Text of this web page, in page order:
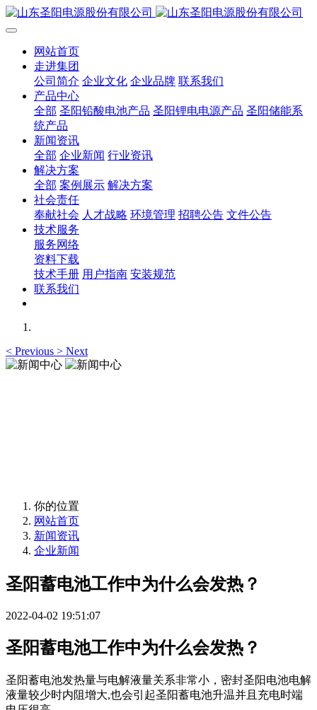
网站首页
走进集团
公司简介 企业文化 企业品牌 联系我们
产品中心
全部 圣阳铅酸电池产品 圣阳锂电电源产品 圣阳储能系
统产品
新闻资讯
全部 企业新闻 行业资讯
解决方案
全部 案例展示 解决方案
社会责任
奉献社会 人才战略 环境管理 招聘公告 文件公告
技术服务
服务网络
资料下载
技术手册 用户指南 安装规范
联系我们
< Previous > Next
你的位置
网站首页
新闻资讯
企业新闻
圣阳蓄电池工作中为什么会发热？
2022-04-02 19:51:07
圣阳蓄电池工作中为什么会发热？
圣阳蓄电池发热量与电解液量关系非常小，密封圣阳电池电解
液量较少时内阻增大,也会引起圣阳蓄电池升温并且充电时端